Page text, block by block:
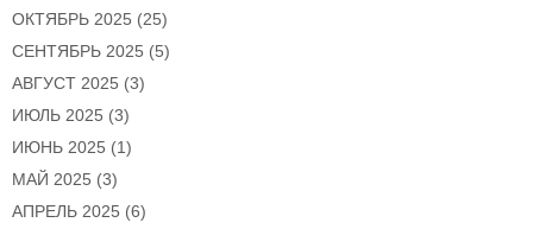
ОКТЯБРЬ 2025 (25)
СЕНТЯБРЬ 2025 (5)
АВГУСТ 2025 (3)
ИЮЛЬ 2025 (3)
ИЮНЬ 2025 (1)
МАЙ 2025 (3)
АПРЕЛЬ 2025 (6)